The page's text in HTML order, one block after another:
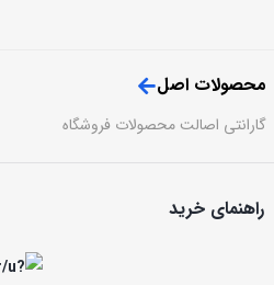
محصولات اصل
گارانتی اصالت محصولات فروشگاه
راهنمای خرید